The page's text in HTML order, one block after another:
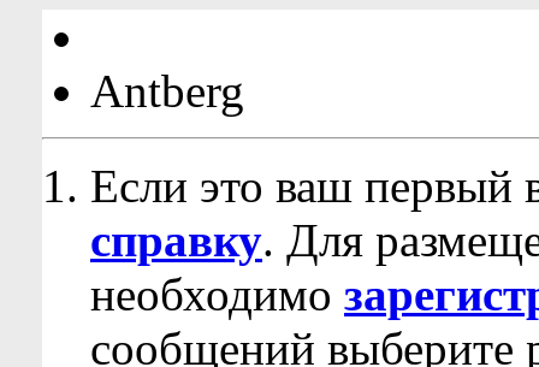
Antberg
Если это ваш первый
справку. Для
необходимо
сообщений выберите